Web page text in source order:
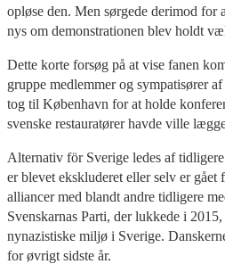
opløse den. Men sørgede derimod for
nys om demonstrationen blev holdt
Dette korte forsøg på at vise fanen
gruppe medlemmer og sympatisører
tog til København for at holde
svenske restauratører havde ville
Alternativ för Sverige ledes af
er blevet ekskluderet eller selv er gået
alliancer med blandt andre tidligere
Svenskarnas Parti, der lukkede i
nynazistiske miljø i Sverige.
for øvrigt sidste år.